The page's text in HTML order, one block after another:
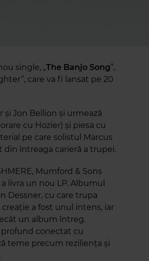
single, „The Banjo Song”,
care va fi lansat pe 20
și Jon Bellion și urmează
cu Hozier) și piesa cu
pe care solistul Marcus
întreaga carieră a trupei.
Mumford & Sons
livra un nou LP. Albumul
Dessner, cu care trupa
creație a fost unul intens, iar
un album întreg.
conectat cu
teme precum reziliența și